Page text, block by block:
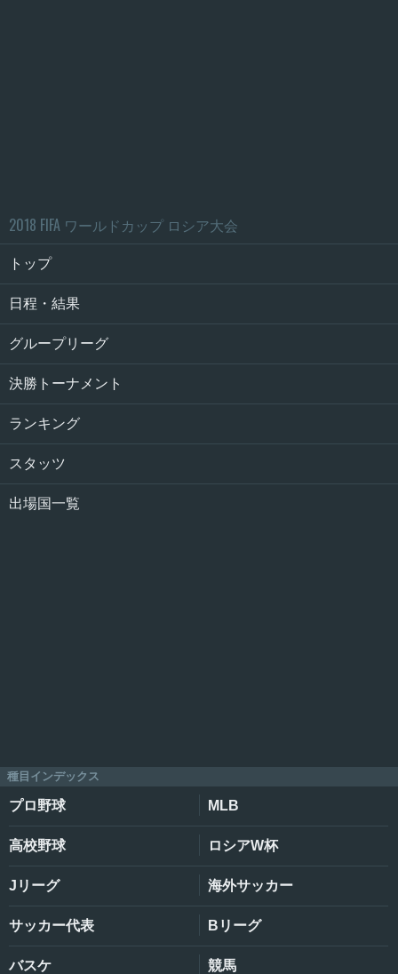
2018 FIFA ワールドカップ ロシア大会
トップ
日程・結果
グループリーグ
決勝トーナメント
ランキング
スタッツ
出場国一覧
種目インデックス
プロ野球 MLB
高校野球 ロシアW杯
Jリーグ 海外サッカー
サッカー代表 Bリーグ
バスケ 競馬